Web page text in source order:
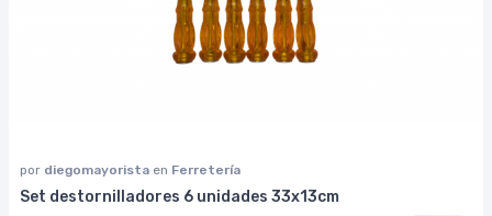
por diegomayorista en Ferretería
Set destornilladores 6 unidades 33x13cm